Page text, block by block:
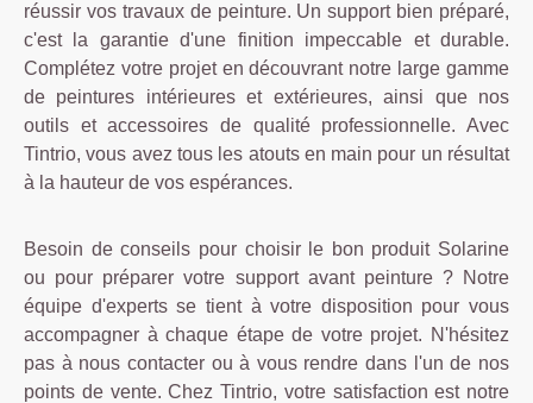
réussir vos travaux de peinture. Un support bien préparé,
c'est la garantie d'une finition impeccable et durable.
Complétez votre projet en découvrant notre large gamme
de peintures intérieures et extérieures, ainsi que nos
outils et accessoires de qualité professionnelle. Avec
Tintrio, vous avez tous les atouts en main pour un résultat
à la hauteur de vos espérances.
Besoin de conseils pour choisir le bon produit Solarine
ou pour préparer votre support avant peinture ? Notre
équipe d'experts se tient à votre disposition pour vous
accompagner à chaque étape de votre projet. N'hésitez
pas à nous contacter ou à vous rendre dans l'un de nos
points de vente. Chez Tintrio, votre satisfaction est notre